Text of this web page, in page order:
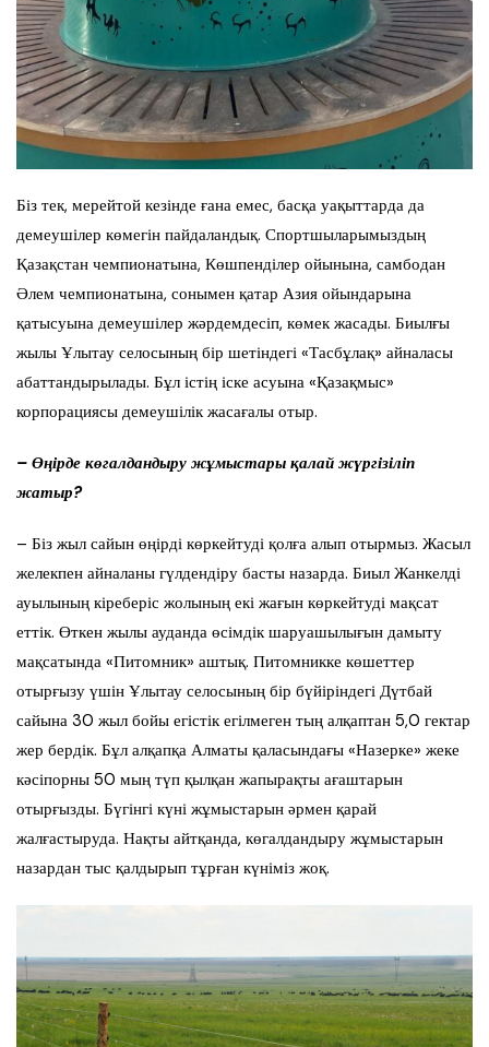
Біз тек, мерейтой кезінде ғана емес, басқа уақыттарда да
демеушілер көмегін пайдаландық. Спортшыларымыздың
Қазақстан чемпионатына, Көшпенділер ойынына, самбодан
Әлем чемпионатына, сонымен қатар Азия ойындарына
қатысуына демеушілер жәрдемдесіп, көмек жасады. Биылғы
жылы Ұлытау селосының бір шетіндегі «Тасбұлақ» айналасы
абаттандырылады. Бұл істің іске асуына «Қазақмыс»
корпорациясы демеушілік жасағалы отыр.
– Өңірде көгалдандыру жұмыстары қалай жүргізіліп
жатыр?
– Біз жыл сайын өңірді көркейтуді қолға алып отырмыз. Жасыл
желекпен айналаны гүлдендіру басты назарда. Биыл Жанкелді
ауылының кіреберіс жолының екі жағын көркейтуді мақсат
еттік. Өткен жылы ауданда өсімдік шаруашылығын дамыту
мақсатында «Питомник» аштық. Питомникке көшеттер
отырғызу үшін Ұлытау селосының бір бүйіріндегі Дүтбай
сайына 30 жыл бойы егістік егілмеген тың алқаптан 5,0 гектар
жер бердік. Бұл алқапқа Алматы қаласындағы «Назерке» жеке
кәсіпорны 50 мың түп қылқан жапырақты ағаштарын
отырғызды. Бүгінгі күні жұмыстарын әрмен қарай
жалғастыруда. Нақты айтқанда, көгалдандыру жұмыстарын
назардан тыс қалдырып тұрған күніміз жоқ.